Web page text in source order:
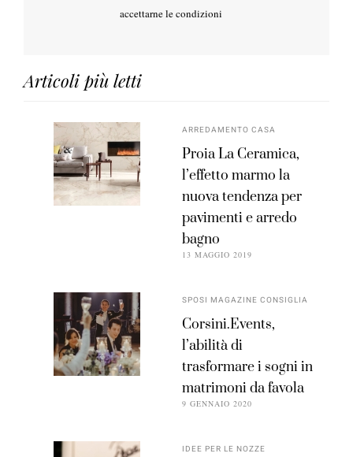
accettarne le condizioni
Articoli più letti
ARREDAMENTO CASA
Proia La Ceramica,
l’effetto marmo la
nuova tendenza per
pavimenti e arredo
bagno
13 MAGGIO 2019
SPOSI MAGAZINE CONSIGLIA
Corsini.Events,
l’abilità di
trasformare i sogni in
matrimoni da favola
9 GENNAIO 2020
IDEE PER LE NOZZE